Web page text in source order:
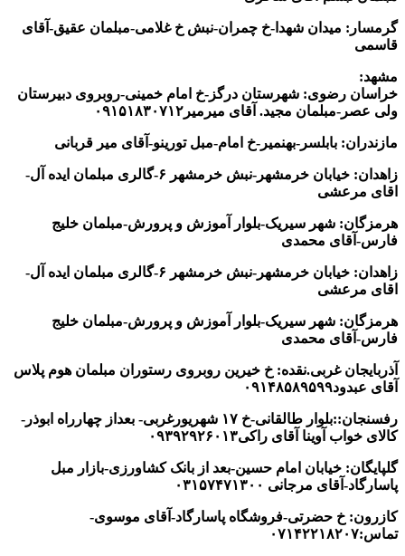
گرمسار: میدان شهدا-خ چمران-نبش خ غلامی-مبلمان عقیق-آقای
قاسمی
مشهد:
خراسان رضوی: شهرستان درگز-خ امام خمینی-روبروی دبیرستان
ولی عصر-مبلمان مجید. آقای میرمیر۰۹۱۵۱۸۳۰۷۱۲
مازندران: بابلسر-بهنمیر-خ امام-مبل تورینو-آقای میر قربانی
زاهدان: خیابان خرمشهر-نبش خرمشهر ۶-گالری مبلمان ایده آل-
اقای مرعشی
هرمزگان: شهر سیریک-بلوار آموزش و پرورش-مبلمان خلیج
فارس-آقای محمدی
زاهدان: خیابان خرمشهر-نبش خرمشهر ۶-گالری مبلمان ایده آل-
اقای مرعشی
هرمزگان: شهر سیریک-بلوار آموزش و پرورش-مبلمان خلیج
فارس-آقای محمدی
آذربایجان غربی.نقده: خ خیرین روبروی رستوران مبلمان هوم پلاس
آقای عبدود۰۹۱۴۸۵۸۹۵۹۹
رفسنجان::بلوار طالقانی-خ ۱۷ شهریورغربی- بعداز چهارراه ابوذر-
کالای خواب آوینا آقای راکی۰۹۳۹۲۹۲۶۰۱۳
گلپایگان: خیابان امام حسین-بعد از بانک کشاورزی-بازار مبل
پاسارگاد-آقای مرجانی ۰۳۱۵۷۴۷۱۳۰۰
کازرون: خ حضرتی-فروشگاه پاسارگاد-آقای موسوی-
تماس:۰۷۱۴۲۲۱۸۲۰۷